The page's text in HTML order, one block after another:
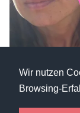
Wir nutzen
Browsing-